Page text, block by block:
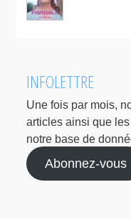
INFOLETTRE
Une fois par mois,
articles ainsi que
notre base de
Abonnez-vous